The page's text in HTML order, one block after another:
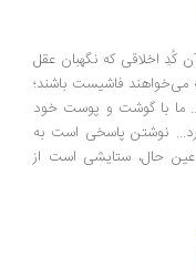
که نگهبان عقل
فاشیست باشند؛
گوشت و پوست خود
پاسخی است به
ستایشی است از